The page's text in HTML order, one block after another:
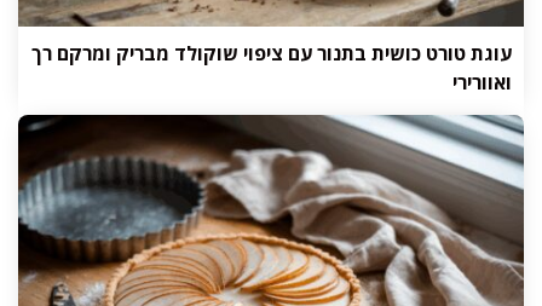
עוגת טורט כושית בתנור עם ציפוי שוקולד מבריק ומרקם רך
ואוורירי